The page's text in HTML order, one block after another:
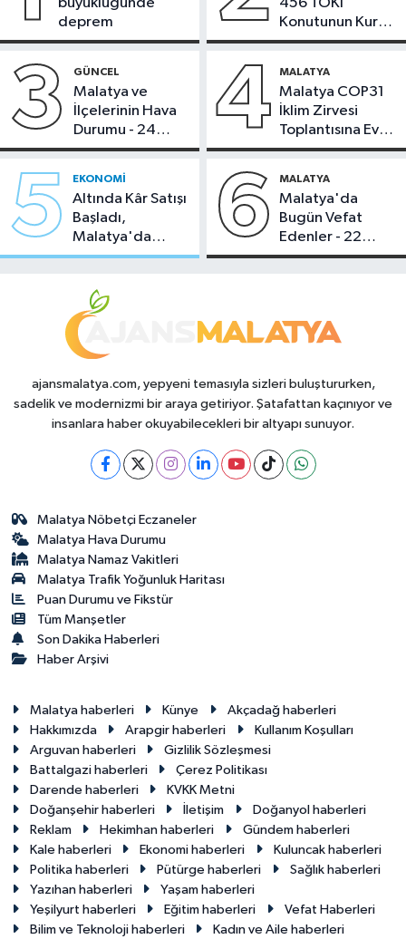
deprem
Konutunun Kurası
Bugün Çekiliyor
3 GÜNCEL
Malatya ve
İlçelerinin Hava
Durumu - 24
Temmuz 2026
4 MALATYA
Malatya COP31
İklim Zirvesi
Toplantısına Ev
Sahipliği Yaptı
5 EKONOMI
Altında Kâr Satışı
Başladı,
Malatya'da
Makas Ne
6 MALATYA
Malatya'da
Bugün Vefat
Edenler - 22
Temmuz 2026
ajansmalatya.com, yepyeni temasıyla sizleri buluştururken,
sadelik ve modernizmi bir araya getiriyor. Şatafattan kaçınıyor ve
insanlara haber okuyabilecekleri bir altyapı sunuyor.
Malatya Nöbetçi Eczaneler
Malatya Hava Durumu
Malatya Namaz Vakitleri
Malatya Trafik Yoğunluk Haritası
Puan Durumu ve Fikstür
Tüm Manşetler
Son Dakika Haberleri
Haber Arşivi
Malatya haberleri Künye
Akçadağ haberleri
Hakkımızda
Arapgir haberleri
Kullanım Koşulları
Arguvan haberleri
Gizlilik Sözleşmesi
Battalgazi haberleri
Çerez Politikası
Darende haberleri
KVKK Metni
Doğanşehir haberleri
İletişim
Doğanyol haberleri
Reklam
Hekimhan haberleri
Gündem haberleri
Kale haberleri
Ekonomi haberleri
Kuluncak haberleri
Politika haberleri
Pütürge haberleri
Sağlık haberleri
Yazıhan haberleri
Yaşam haberleri
Yeşilyurt haberleri
Eğitim haberleri
Vefat Haberleri
Bilim ve Teknoloji haberleri
Kadın ve Aile haberleri